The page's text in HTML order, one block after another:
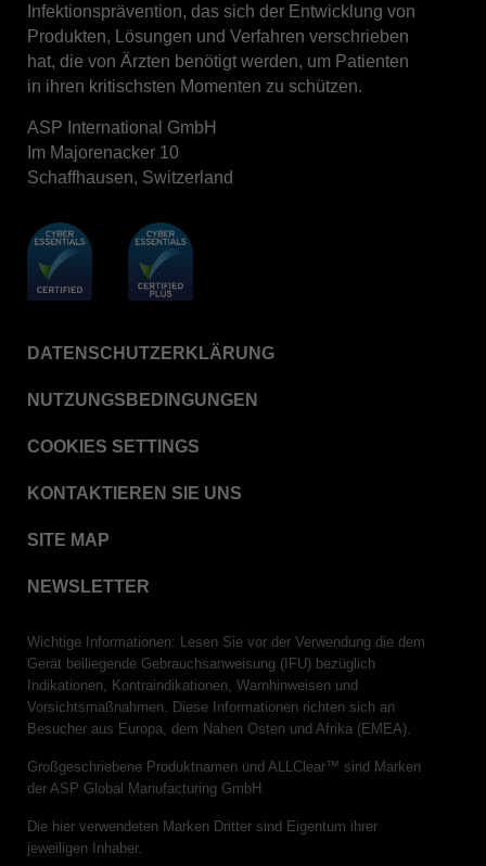
Infektionsprävention, das sich der Entwicklung von
Produkten, Lösungen und Verfahren verschrieben
hat, die von Ärzten benötigt werden, um Patienten
in ihren kritischsten Momenten zu schützen.
ASP International GmbH
Im Majorenacker 10
Schaffhausen, Switzerland
DATENSCHUTZERKLÄRUNG
NUTZUNGSBEDINGUNGEN
COOKIES SETTINGS
KONTAKTIEREN SIE UNS
SITE MAP
NEWSLETTER
Wichtige Informationen: Lesen Sie vor der Verwendung die dem
Gerät beiliegende Gebrauchsanweisung (IFU) bezüglich
Indikationen, Kontraindikationen, Warnhinweisen und
Vorsichtsmaßnahmen. Diese Informationen richten sich an
Besucher aus Europa, dem Nahen Osten und Afrika (EMEA).
Großgeschriebene Produktnamen und ALLClear™ sind Marken
der ASP Global Manufacturing GmbH.
Die hier verwendeten Marken Dritter sind Eigentum ihrer
jeweiligen Inhaber.